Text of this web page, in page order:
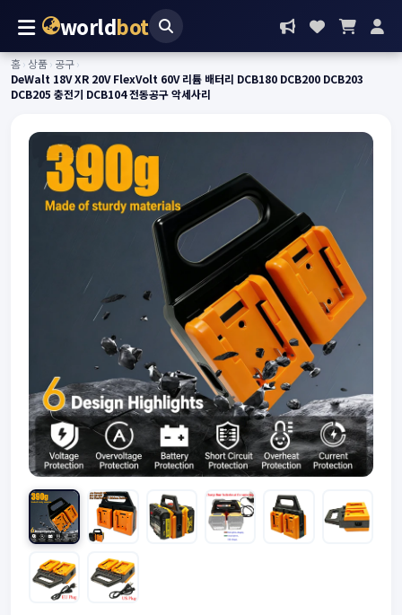
worldbot
홈›상품› 공구›
DeWalt 18V XR 20V FlexVolt 60V 리튬 배터리 DCB180 DCB200 DCB203
DCB205 충전기 DCB104 전동공구 악세사리